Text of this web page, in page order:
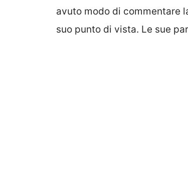
avuto modo di commentare
suo punto di vista. Le sue